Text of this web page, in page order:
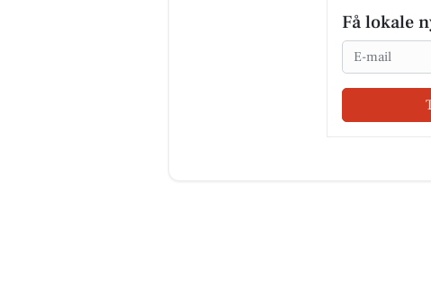
Få lokale
Email